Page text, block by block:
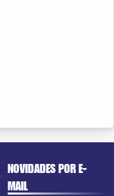
NOVIDADES POR E-
MAIL